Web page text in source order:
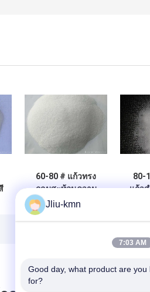
60-80 # แก้วทรง
กลมสะท้อนความ
ทรงจำของ Glass
Sphere และ
80-
แก้ว
Jliu-kmn
7:03 AM
Good day, what product are you
for?